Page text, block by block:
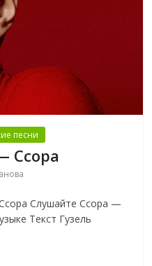
песни
Ссора
Слушайте Ссора —
Текст Гузель